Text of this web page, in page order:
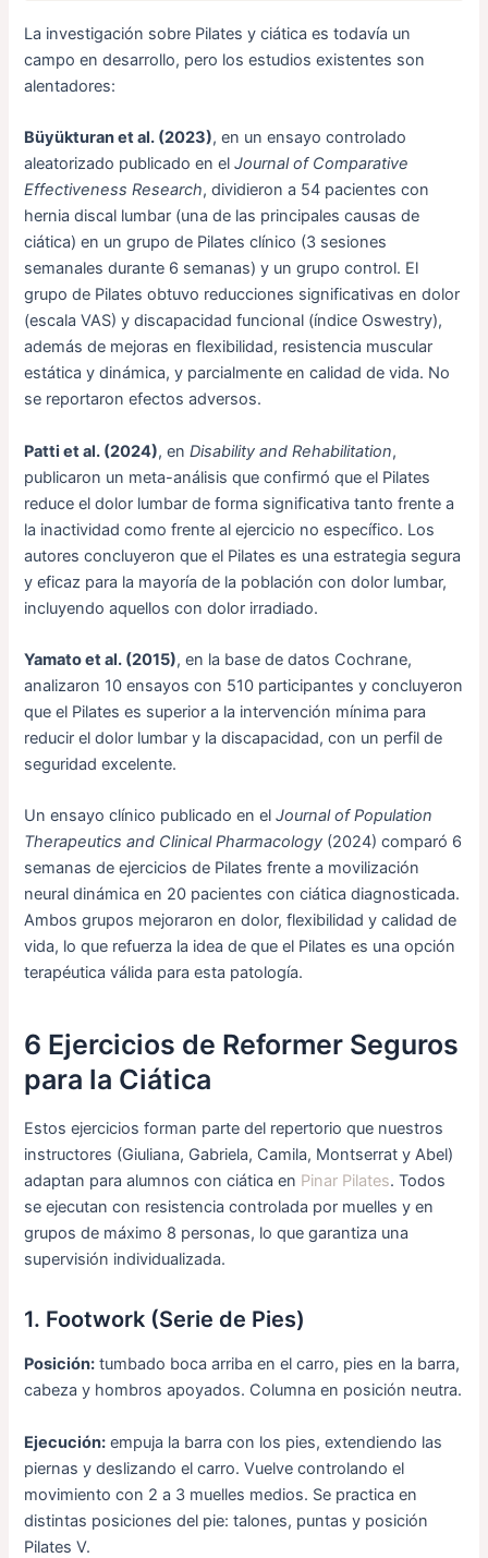
La investigación sobre Pilates y ciática es todavía un
campo en desarrollo, pero los estudios existentes son
alentadores:
Büyükturan et al. (2023), en un ensayo controlado
aleatorizado publicado en elJournal of Comparative
Effectiveness Research, dividieron a 54 pacientes con
hernia discal lumbar (una de las principales causas de
ciática) en un grupo de Pilates clínico (3 sesiones
semanales durante 6 semanas) y un grupo control. El
grupo de Pilates obtuvo reducciones significativas en dolor
(escala VAS) y discapacidad funcional (índice Oswestry),
además de mejoras en flexibilidad, resistencia muscular
estática y dinámica, y parcialmente en calidad de vida. No
se reportaron efectos adversos.
Patti et al. (2024), enDisability and Rehabilitation,
publicaron un meta-análisis que confirmó que el Pilates
reduce el dolor lumbar de forma significativa tanto frente a
la inactividad como frente al ejercicio no específico. Los
autores concluyeron que el Pilates es una estrategia segura
y eficaz para la mayoría de la población con dolor lumbar,
incluyendo aquellos con dolor irradiado.
Yamato et al. (2015), en la base de datos Cochrane,
analizaron 10 ensayos con 510 participantes y concluyeron
que el Pilates es superior a la intervención mínima para
reducir el dolor lumbar y la discapacidad, con un perfil de
seguridad excelente.
Un ensayo clínico publicado en elJournal of Population
Therapeutics and Clinical Pharmacology (2024) comparó 6
semanas de ejercicios de Pilates frente a movilización
neural dinámica en 20 pacientes con ciática diagnosticada.
Ambos grupos mejoraron en dolor, flexibilidad y calidad de
vida, lo que refuerza la idea de que el Pilates es una opción
terapéutica válida para esta patología.
6 Ejercicios de Reformer Seguros
para la Ciática
Estos ejercicios forman parte del repertorio que nuestros
instructores (Giuliana, Gabriela, Camila, Montserrat y Abel)
adaptan para alumnos con ciática en Pinar Pilates. Todos
se ejecutan con resistencia controlada por muelles y en
grupos de máximo 8 personas, lo que garantiza una
supervisión individualizada.
1. Footwork (Serie de Pies)
Posición: tumbado boca arriba en el carro, pies en la barra,
cabeza y hombros apoyados. Columna en posición neutra.
Ejecución: empuja la barra con los pies, extendiendo las
piernas y deslizando el carro. Vuelve controlando el
movimiento con 2 a 3 muelles medios. Se practica en
distintas posiciones del pie: talones, puntas y posición
Pilates V.